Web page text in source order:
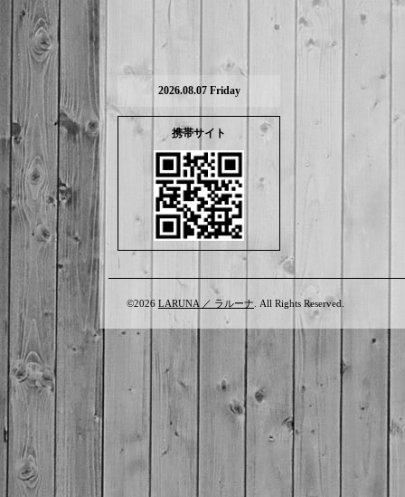
2026.08.07 Friday
携帯サイト
©2026 LARUNA ／ ラルーナ . All Rights Reserved.